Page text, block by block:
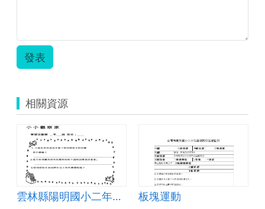
發表
相關資源
雲林縣陽明國小二年級特色課程_歡樂農場_農場動物 板塊運動